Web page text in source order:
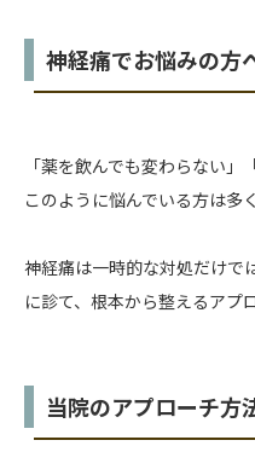
神経痛でお悩みの方
「薬を飲んでも変わらない」
このように悩んでいる方は多
神経痛は一時的な対処だけで
に診て、根本から整えるアプ
当院のアプローチ方